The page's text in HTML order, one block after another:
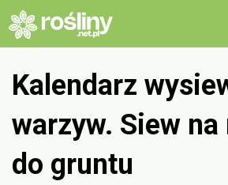
Przejdź
do
Kalendarz
warzyw. Siew na
do gruntu